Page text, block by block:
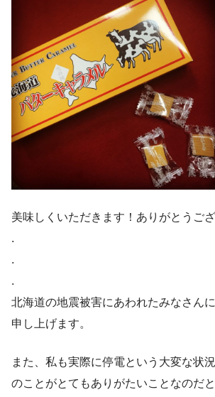
美味しくいただきます！ありがとうご
.
.
.
北海道の地震被害にあわれたみなさん
申し上げます。
また、私も実際に停電という大変な状
のことがとてもありがたいことなのだ